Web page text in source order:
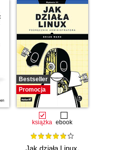
Bestseller
Promocja
książka ebook